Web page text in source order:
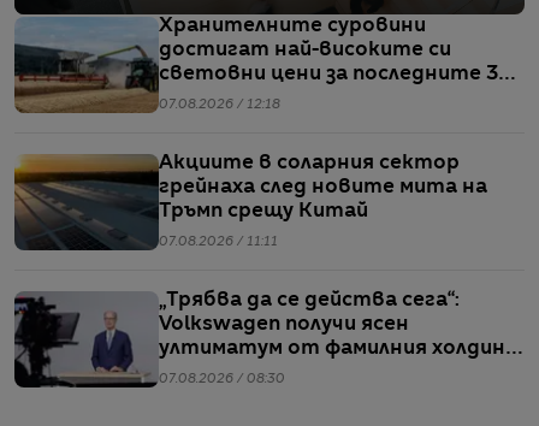
Хранителните суровини
достигат най-високите си
световни цени за последните 3
години
07.08.2026 / 12:18
Акциите в соларния сектор
грейнаха след новите мита на
Тръмп срещу Китай
07.08.2026 / 11:11
„Трябва да се действа сега“:
Volkswagen получи ясен
ултиматум от фамилния холдинг
начело на групата
07.08.2026 / 08:30